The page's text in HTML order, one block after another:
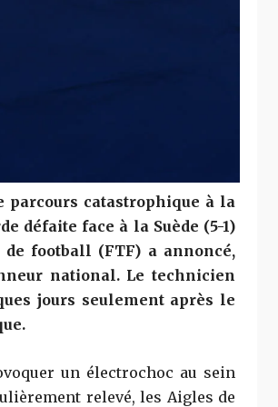
parcours catastrophique à la
défaite face à la Suède (5-1)
football (FTF) a annoncé,
national. Le technicien
jours seulement après le
un électrochoc au sein
relevé, les Aigles de